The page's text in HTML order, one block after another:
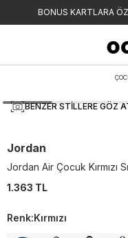
BONUS KARTLARA
BENZER STILLERE GÖZ
Jordan
Jordan Air Çocuk Kırmızı
1.363 TL
Renk:Kırmızı